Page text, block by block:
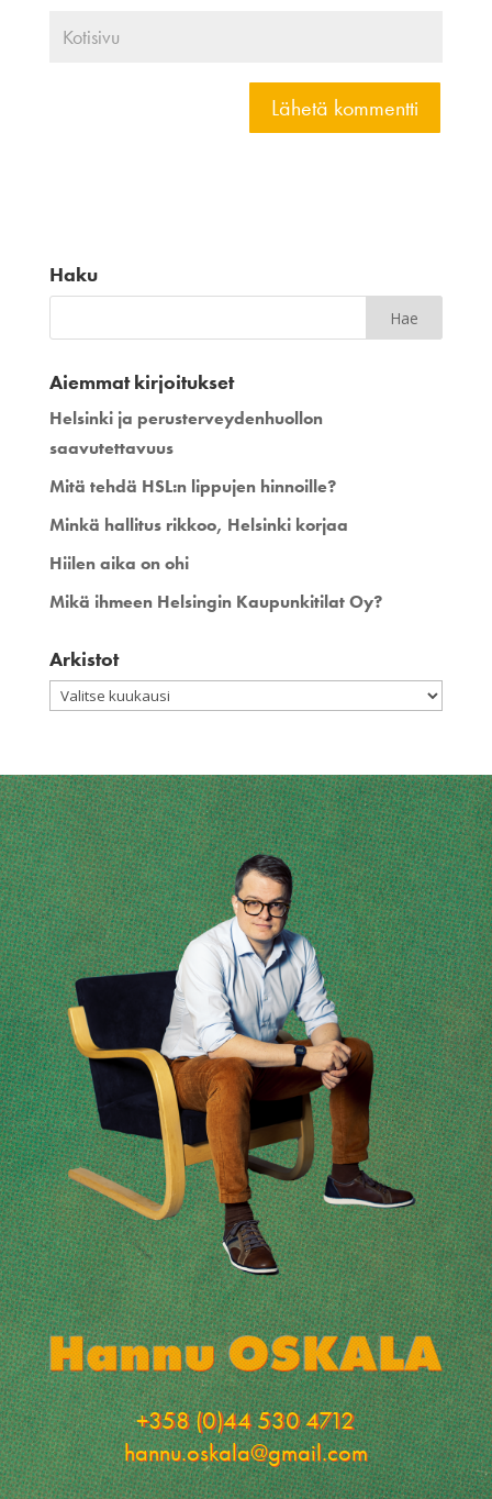
Haku
Aiemmat kirjoitukset
Helsinki ja perusterveydenhuollon
saavutettavuus
Mitä tehdä HSL:n lippujen hinnoille?
Minkä hallitus rikkoo, Helsinki korjaa
Hiilen aika on ohi
Mikä ihmeen Helsingin Kaupunkitilat Oy?
Arkistot
Arkistot
+358 (0)44 530 4712
hannu.oskala@gmail.com